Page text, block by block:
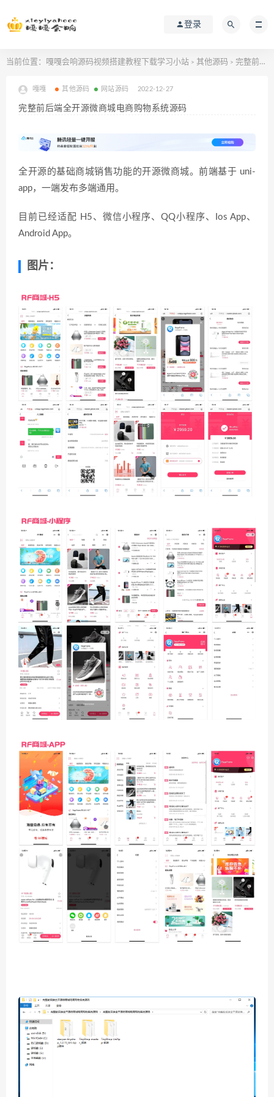
登录
当前位置： 嘎嘎会响源码视频搭建教程下载学习小站 > 其他源码 > 完整前后端全开源微商城电商购物系统源码
嘎嘎 其他源码 网站源码 2022-12-27
完整前后端全开源微商城电商购物系统源码
全开源的基础商城销售功能的开源微商城。前端基于 uni-
app，一端发布多端通用。
目前已经适配 H5、微信小程序、QQ小程序、Ios App、
Android App。
图片：